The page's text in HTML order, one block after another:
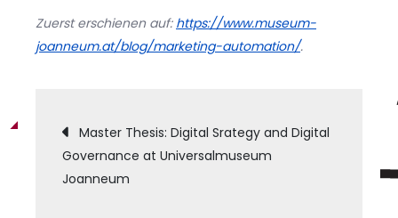
Zuerst erschienen auf: https://www.museum-
joanneum.at/blog/marketing-automation/.
Post
navigation
Master Thesis: Digital Srategy and Digital
Governance at Universalmuseum
Joanneum